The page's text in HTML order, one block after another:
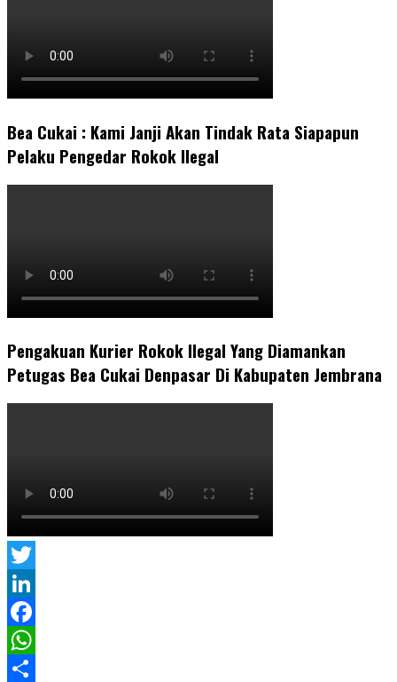
Bea Cukai : Kami Janji Akan Tindak Rata Siapapun
Pelaku Pengedar Rokok Ilegal
Pengakuan Kurier Rokok Ilegal Yang Diamankan
Petugas Bea Cukai Denpasar Di Kabupaten Jembrana
Twitter
LinkedIn
Facebook
WhatsApp